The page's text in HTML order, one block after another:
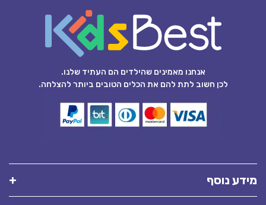
אנחנו מאמינים שהילדים הם העתיד שלנו.
לכן חשוב לתת להם את הכלים הטובים ביותר להצלחה.
מידע נוסף